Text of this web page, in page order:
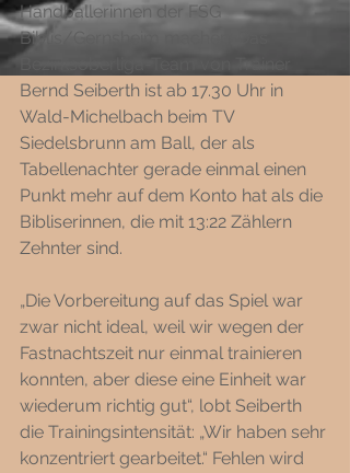
Handballerinnen der FSG
Biblis/Gernsheim machen: Das
Bernd Seiberth ist ab 17.30 Uhr in
Wald-Michelbach beim TV
Siedelsbrunn am Ball, der als
Tabellenachter gerade einmal einen
Punkt mehr auf dem Konto hat als die
Bibliserinnen, die mit 13:22 Zählern
Zehnter sind.
„Die Vorbereitung auf das Spiel war
zwar nicht ideal, weil wir wegen der
Fastnachtszeit nur einmal trainieren
konnten, aber diese eine Einheit war
wiederum richtig gut“, lobt Seiberth
die Trainingsintensität: „Wir haben sehr
konzentriert gearbeitet.“ Fehlen wird